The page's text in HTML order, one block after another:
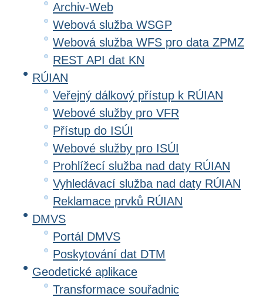
Archiv-Web
Webová služba WSGP
Webová služba WFS pro data ZPMZ
REST API dat KN
RÚIAN
Veřejný dálkový přístup k RÚIAN
Webové služby pro VFR
Přístup do ISÚI
Webové služby pro ISÚI
Prohlížecí služba nad daty RÚIAN
Vyhledávací služba nad daty RÚIAN
Reklamace prvků RÚIAN
DMVS
Portál DMVS
Poskytování dat DTM
Geodetické aplikace
Transformace souřadnic